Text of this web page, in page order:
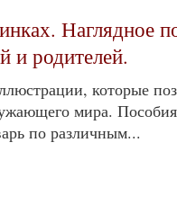
Наглядное
и родителей.
которые
мира.
по различным...